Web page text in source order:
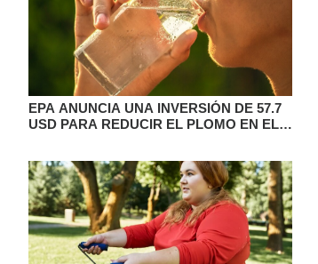
EPA ANUNCIA UNA INVERSIÓN DE 57.7
USD PARA REDUCIR EL PLOMO EN EL